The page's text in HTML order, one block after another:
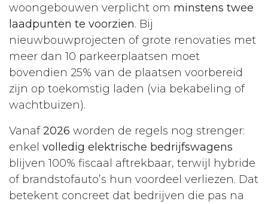
woongebouwen verplicht om minstens twee
laadpunten te voorzien. Bij
nieuwbouwprojecten of grote renovaties met
meer dan 10 parkeerplaatsen moet
bovendien 25% van de plaatsen voorbereid
zijn op toekomstig laden (via bekabeling of
wachtbuizen).​
Vanaf2026 worden de regels nog strenger:
enkel volledig elektrische bedrijfswagens
blijven 100% fiscaal aftrekbaar, terwijl hybride
of brandstofauto’s hun voordeel verliezen. Dat
betekent concreet dat bedrijven die pas na